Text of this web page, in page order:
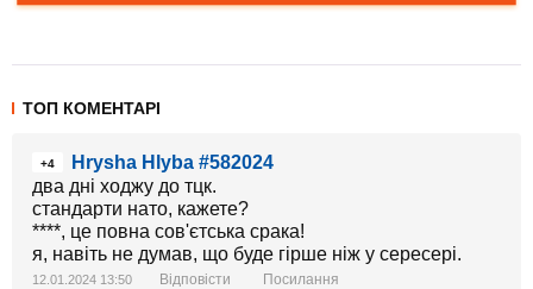
ТОП КОМЕНТАРІ
+4
Hrysha Hlyba #582024
два дні ходжу до тцк.
стандарти нато, кажете?
****, це повна сов'єтська срака!
я, навіть не думав, що буде гірше ніж у сересері.
12.01.2024 13:50 Відповісти Посилання